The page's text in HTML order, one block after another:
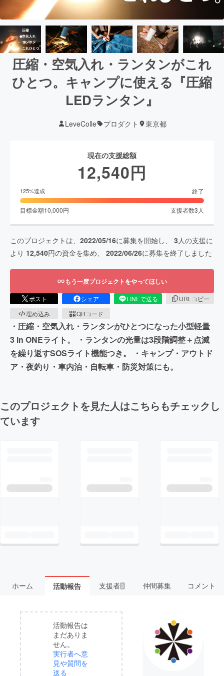
圧縮・空気入れ・ランタンがこれ
ひとつ。キャンプに使える『圧縮
LEDランタン』
LeveColle プロダクト 東京都
現在の支援総額
12,540円
125%達成 終了
目標金額10,000円 支援者数3 人
このプロジェクトは、 2022/05/16に募集を開始し、 3 人の支援に
より 12,540円の資金を集め、 2022/06/26に募集を終了しました
もう一度プロジェクトをやってほしい
ポスト シェア LINEで送る
URLコピー
埋め込み
QRコード
・圧縮・空気入れ・ランタンがひとつになった小型軽量
3 in ONEライト。 ・ランタンの光量は3段階調整＋点滅
を繰り返すSOSライト機能つき。 ・キャンプ・アウトド
ア・夜釣り・車内泊・自転車・防災対策にも。
このプロジェクトを見た人はこちらもチェックし
ています
ホーム 活動報告 支援者3 仲間募集 コメント
活動報告は
まだありま
せん。
実行者へ意
見や質問を
送る